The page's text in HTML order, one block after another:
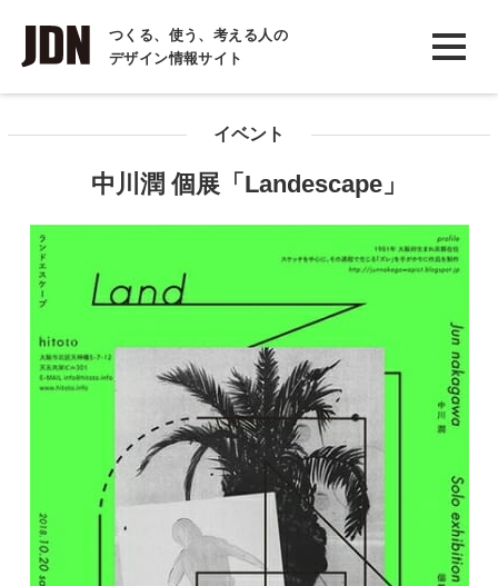
つくる、使う、考える人の
デザイン情報サイト
INTERVIEW
インタビュー
イベント
中川潤 個展「Landescape」